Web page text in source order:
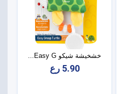
خشخيشة شيكو Easy G...
5.90 رع